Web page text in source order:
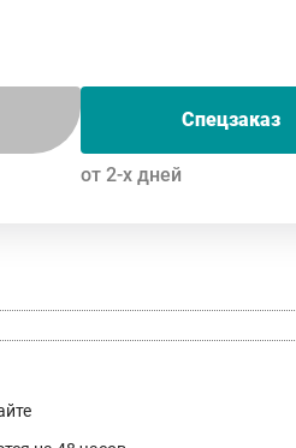
Спецзаказ
от 2-х дней